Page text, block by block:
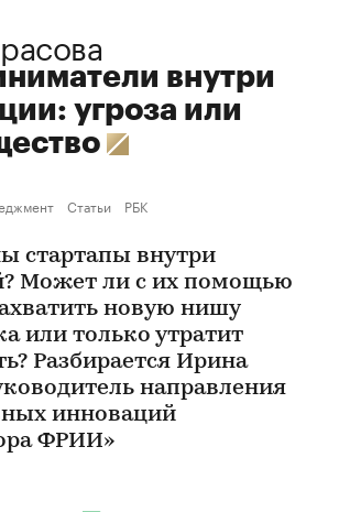
внутри
угроза или
Статьи РБК
стартапы внутри
Может ли с их помощью
новую нишу
или только утратит
Разбирается Ирина
направления
инноваций
ФРИИ»